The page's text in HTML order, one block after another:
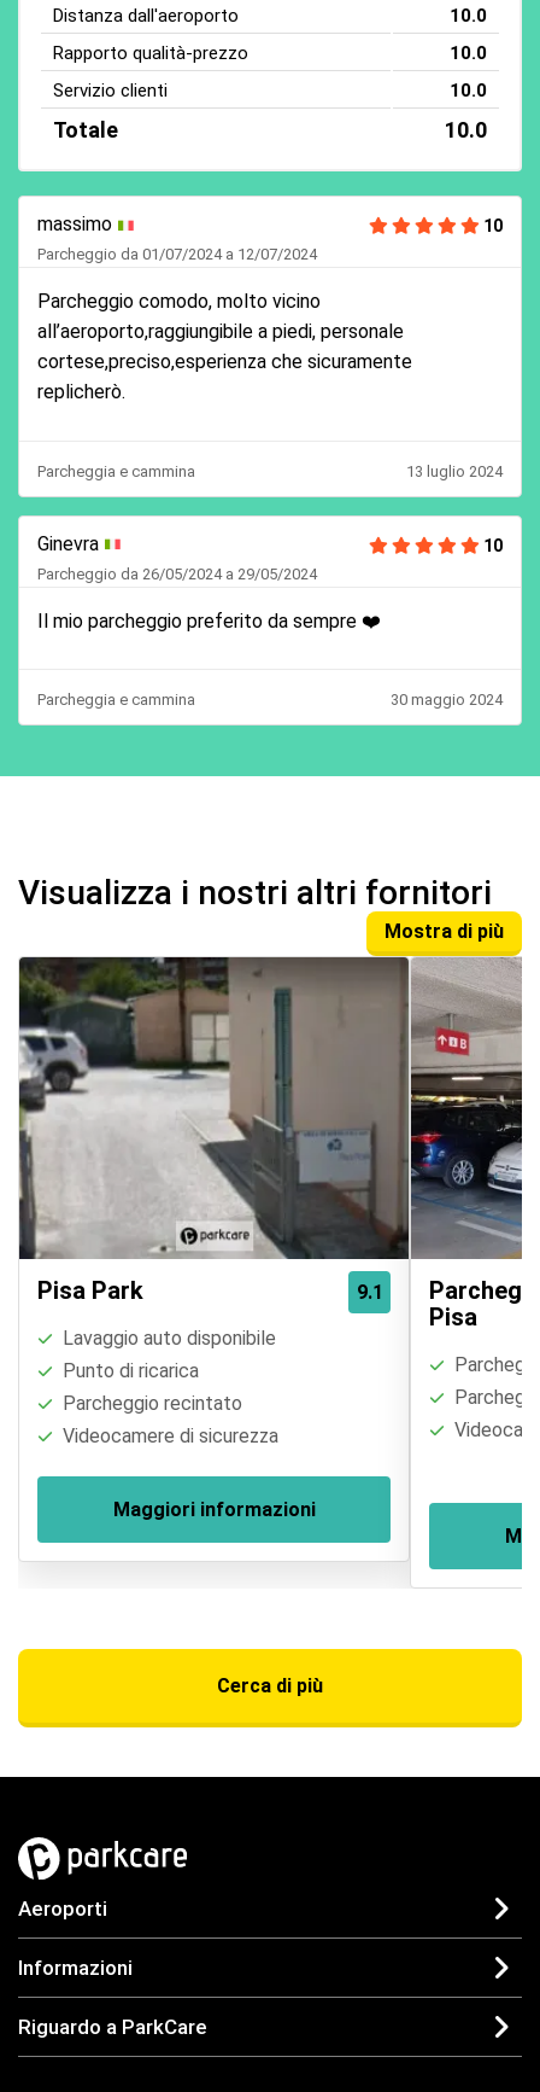
Distanza dall'aeroporto
10.0
Rapporto qualità-prezzo
10.0
Servizio clienti
10.0
Totale 10.0
massimo 10
Parcheggio da 01/07/2024 a 12/07/2024
Parcheggio comodo, molto vicino
all’aeroporto,raggiungibile a piedi, personale
cortese,preciso,esperienza che sicuramente
replicherò.
Parcheggia e cammina 13 luglio 2024
Ginevra 10
Parcheggio da 26/05/2024 a 29/05/2024
Il mio parcheggio preferito da sempre ❤️
Parcheggia e cammina 30 maggio 2024
Visualizza i nostri altri fornitori
Mostra di più
9.1
Pisa Park
Lavaggio auto disponibile
Punto di ricarica
Parcheggio recintato
Videocamere di sicurezza
Maggiori informazioni
Pisa
Cerca di più
Aeroporti
Informazioni
Riguardo a ParkCare